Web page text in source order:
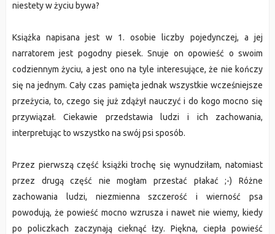
niestety w życiu bywa?
Książka napisana jest w 1. osobie liczby pojedynczej, a jej
narratorem jest pogodny piesek. Snuje on opowieść o swoim
codziennym życiu, a jest ono na tyle interesujące, że nie kończy
się na jednym. Cały czas pamięta jednak wszystkie wcześniejsze
przeżycia, to, czego się już zdążył nauczyć i do kogo mocno się
przywiązał. Ciekawie przedstawia ludzi i ich zachowania,
interpretując to wszystko na swój psi sposób.
Przez pierwszą część książki trochę się wynudziłam, natomiast
przez drugą część nie mogłam przestać płakać ;-) Różne
zachowania ludzi, niezmienna szczerość i wierność psa
powodują, że powieść mocno wzrusza i nawet nie wiemy, kiedy
po policzkach zaczynają cieknąć łzy. Piękna, ciepła powieść